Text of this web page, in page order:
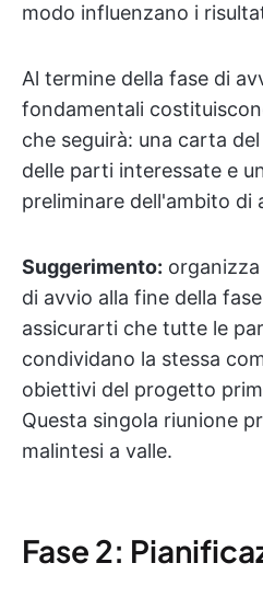
modo influenzano i
Al termine della fase di
fondamentali
che seguirà: una carta
delle parti interessate e
preliminare dell'ambito di
Suggerimento:
di avvio alla fine della
assicurarti che tutte le
condividano la stessa
obiettivi del progetto
Questa singola riunione
malintesi a valle.
Fase 2: